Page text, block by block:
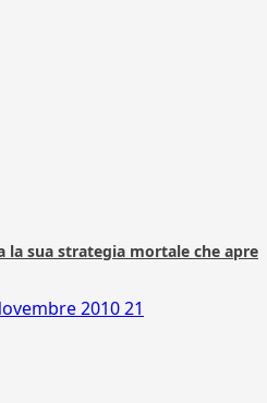
la sua strategia mortale che apre
201021